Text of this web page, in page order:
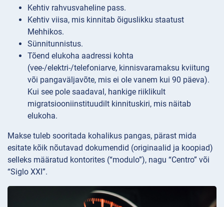
Kehtiv rahvusvaheline pass.
Kehtiv viisa, mis kinnitab õiguslikku staatust
Mehhikos.
Sünnitunnistus.
Tõend elukoha aadressi kohta
(vee-/elektri-/telefoniarve, kinnisvaramaksu kviitung
või pangaväljavõte, mis ei ole vanem kui 90 päeva).
Kui see pole saadaval, hankige riiklikult
migratsiooniinstituudilt kinnituskiri, mis näitab
elukoha.
Makse tuleb sooritada kohalikus pangas, pärast mida
esitate kõik nõutavad dokumendid (originaalid ja koopiad)
selleks määratud kontorites (“modulo”), nagu “Centro” või
“Siglo XXI”.